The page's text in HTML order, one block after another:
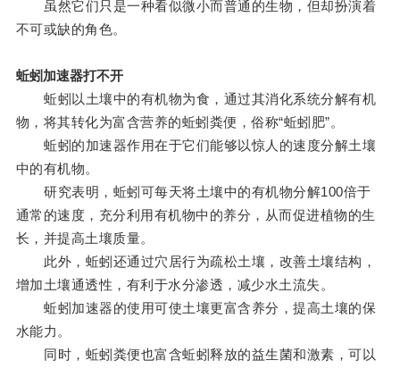
虽然它们只是一种看似微小而普通的生物，但却扮演着
不可或缺的角色。
蚯蚓加速器打不开
蚯蚓以土壤中的有机物为食，通过其消化系统分解有机
物，将其转化为富含营养的蚯蚓粪便，俗称“蚯蚓肥”。
蚯蚓的加速器作用在于它们能够以惊人的速度分解土壤
中的有机物。
研究表明，蚯蚓可每天将土壤中的有机物分解100倍于
通常的速度，充分利用有机物中的养分，从而促进植物的生
长，并提高土壤质量。
此外，蚯蚓还通过穴居行为疏松土壤，改善土壤结构，
增加土壤通透性，有利于水分渗透，减少水土流失。
蚯蚓加速器的使用可使土壤更富含养分，提高土壤的保
水能力。
同时，蚯蚓粪便也富含蚯蚓释放的益生菌和激素，可以